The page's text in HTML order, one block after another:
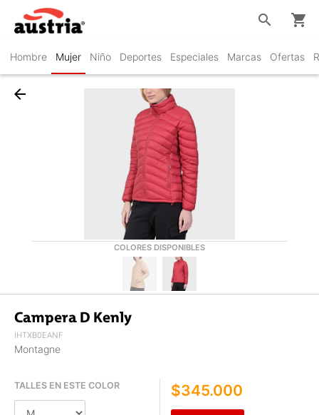
Hombre Mujer Niño Deportes Especiales Marcas Ofertas
search shopping_cart
COLORES DISPONIBLES
arrow_back
Campera D Kenly
IHTXB0EANF
Montagne
TALLES EN ESTE COLOR $345.000